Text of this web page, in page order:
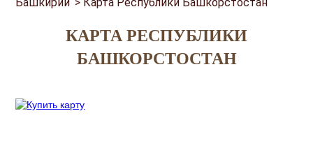
КАРТА РЕСПУБЛИКИ
БАШКОРСТОСТАН